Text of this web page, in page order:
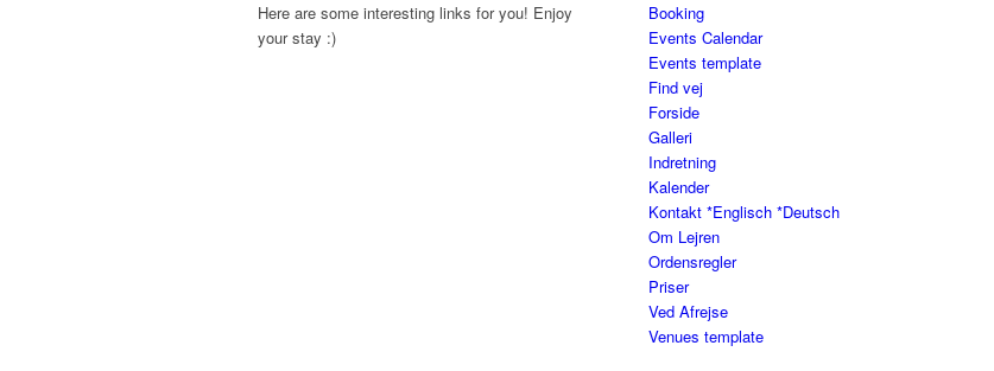
Here are some interesting links for you! Enjoy
your stay :)
Booking
Events Calendar
Events template
Find vej
Forside
Galleri
Indretning
Kalender
Kontakt *Englisch *Deutsch
Om Lejren
Ordensregler
Priser
Ved Afrejse
Venues template